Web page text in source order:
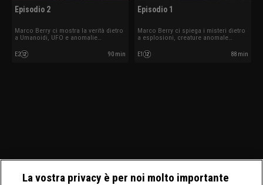
Episodio 2
Marco Berry ci mostra la verità dietro
a Umanoidi, UFO e anomalie
E2 90 min
Episodio 1
Marco Berry ci spiega i misteri dietro
a esplosioni, creature anomale
E1 88 min
La vostra privacy è per noi molto importante